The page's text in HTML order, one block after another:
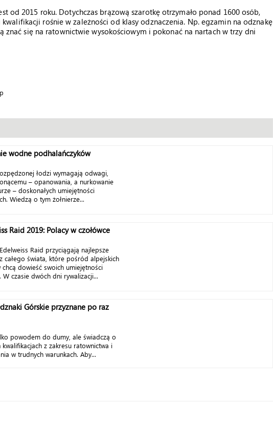
od 2015 roku. Dotychczas brązową szarotkę otrzymało ponad 1600 osób,
rośnie w zależności od klasy odznaczenia. Np. egzamin na odznakę
znać się na ratownictwie wysokościowym i pokonać na nartach w trzy dni
wodne podhalańczyków
łodzi wymagają odwagi,
– opanowania, a nurkowanie
– doskonałych umiejętności
Wiedzą o tym żołnierze...
Raid 2019: Polacy w czołówce
Raid przyciągają najlepsze
całego świata, które pośród alpejskich
chcą dowieść swoich umiejętności
W czasie dwóch dni rywalizacji...
Górskie przyznane po raz
powodem do dumy, ale świadczą o
kwalifikacjach z zakresu ratownictwa i
w trudnych warunkach. Aby...